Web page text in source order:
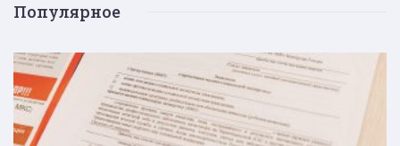
Популярное